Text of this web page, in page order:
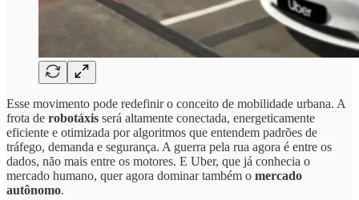
Esse movimento pode redefinir o conceito de mobilidade urbana. A
frota de robotáxis será altamente conectada, energeticamente
eficiente e otimizada por algoritmos que entendem padrões de
tráfego, demanda e segurança. A guerra pela rua agora é entre os
dados, não mais entre os motores. E Uber, que já conhecia o
mercado humano, quer agora dominar também o mercado
autônomo.